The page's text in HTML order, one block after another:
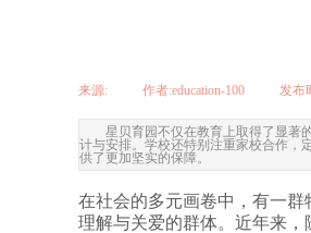
来源: 作者:education-100 发布
星贝育园不仅在教育上取得了显著
计与安排。学校还特别注重家校合作，
供了更加坚实的保障。
在社会的多元画卷中，有一
理解与关爱的群体。近年来